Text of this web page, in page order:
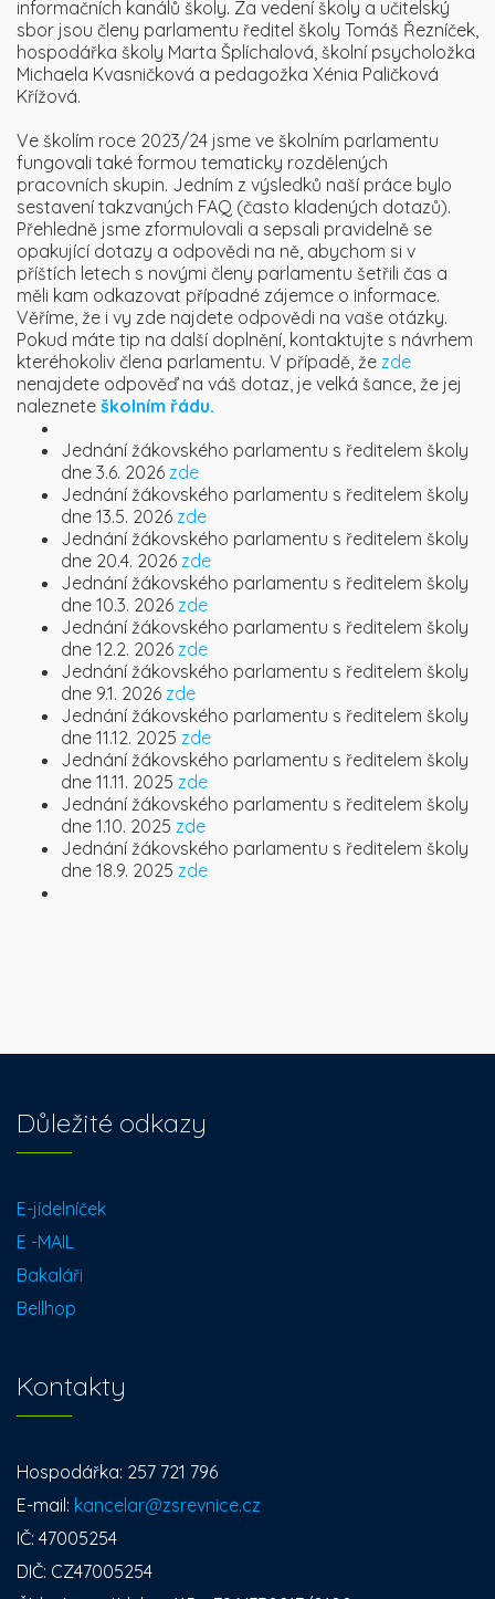
informačních kanálů školy. Za vedení školy a učitelský
sbor jsou členy parlamentu ředitel školy Tomáš Řezníček,
hospodářka školy Marta Šplíchalová, školní psycholožka
Michaela Kvasničková a pedagožka Xénia Paličková
Křížová.
Ve školím roce 2023/24 jsme ve školním parlamentu
fungovali také formou tematicky rozdělených
pracovních skupin. Jedním z výsledků naší práce bylo
sestavení takzvaných FAQ (často kladených dotazů).
Přehledně jsme zformulovali a sepsali pravidelně se
opakující dotazy a odpovědi na ně, abychom si v
příštích letech s novými členy parlamentu šetřili čas a
měli kam odkazovat případné zájemce o informace.
Věříme, že i vy zde najdete odpovědi na vaše otázky.
Pokud máte tip na další doplnění, kontaktujte s návrhem
kteréhokoliv člena parlamentu. V případě, že zde
nenajdete odpověď na váš dotaz, je velká šance, že jej
naleznete školním řádu.
Jednání žákovského parlamentu s ředitelem školy
dne 3.6. 2026 zde
Jednání žákovského parlamentu s ředitelem školy
dne 13.5. 2026 zde
Jednání žákovského parlamentu s ředitelem školy
dne 20.4. 2026 zde
Jednání žákovského parlamentu s ředitelem školy
dne 10.3. 2026 zde
Jednání žákovského parlamentu s ředitelem školy
dne 12.2. 2026 zde
Jednání žákovského parlamentu s ředitelem školy
dne 9.1. 2026 zde
Jednání žákovského parlamentu s ředitelem školy
dne 11.12. 2025 zde
Jednání žákovského parlamentu s ředitelem školy
dne 11.11. 2025 zde
Jednání žákovského parlamentu s ředitelem školy
dne 1.10. 2025 zde
Jednání žákovského parlamentu s ředitelem školy
dne 18.9. 2025 zde
Důležité odkazy
E-jídelníček
E -MAIL
Bakaláři
Bellhop
Kontakty
Hospodářka: 257 721 796
E-mail: kancelar@zsrevnice.cz
IČ: 47005254
DIČ: CZ47005254